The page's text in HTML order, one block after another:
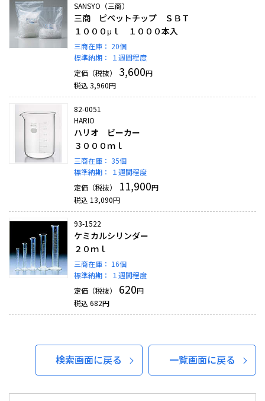
SANSYO（三商）
三商 ピペットチップ ＳＢＴ
１０００μｌ １０００本入
三商在庫： 20個
標準納期：
１週間程度
定価（税抜）
3,600円
税込 3,960円
82-0051
HARIO
ハリオ ビーカー
３０００ｍｌ
三商在庫： 35個
標準納期：
１週間程度
定価（税抜）
11,900円
税込 13,090円
93-1522
ケミカルシリンダー
２０ｍｌ
三商在庫： 16個
標準納期：
１週間程度
定価（税抜）
620円
税込 682円
検索画面に戻る 一覧画面に戻る